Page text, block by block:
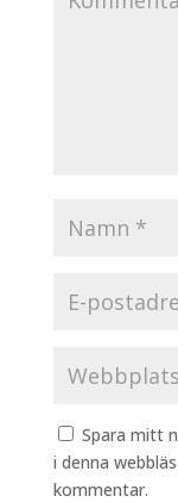
Spara mitt
i denna
kommentar.